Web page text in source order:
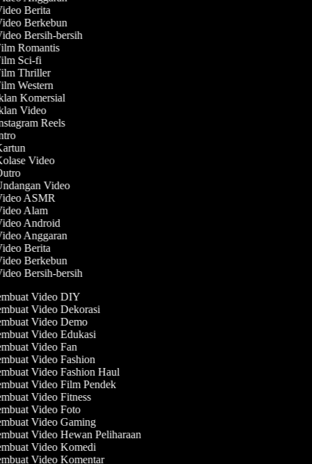
Berita
Berkebun
Bersih-bersih
Romantis
Sci-fi
Thriller
Western
Komersial
Video
Reels
Video
Video
ASMR
Alam
Android
Anggaran
Berita
Berkebun
Bersih-bersih
Video DIY
Video Dekorasi
Video Demo
Video Edukasi
Video Fan
Video Fashion
Video Fashion Haul
Video Film Pendek
Video Fitness
Video Foto
Video Gaming
Video Hewan Peliharaan
Video Komedi
Video Komentar